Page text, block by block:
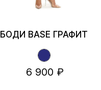
БОДИ BASE ГРАФИТ
6 900 ₽